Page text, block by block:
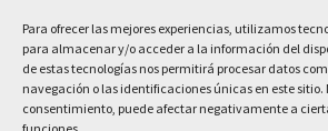
Para ofrecer las mejores experiencias, utilizamos
para almacenar y/o acceder a la información del
de estas tecnologías nos permitirá procesar datos
navegación o las identificaciones únicas en este sitio.
consentimiento, puede afectar negativamente a
EL AYUNTAMIENTO
Plaza Mayor, 10
San Clemente, 16600, Cuenca
Teléfono: 969 300 003